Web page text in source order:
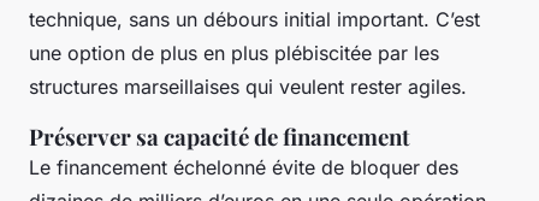
technique, sans un débours initial important. C’est
une option de plus en plus plébiscitée par les
structures marseillaises qui veulent rester agiles.
Préserver sa capacité de financement
Le financement échelonné évite de bloquer des